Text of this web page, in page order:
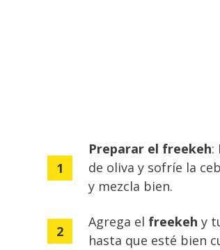
Preparar el freekeh:
de oliva y sofríe la
y mezcla bien.
Agrega el freekeh y
hasta que esté bien